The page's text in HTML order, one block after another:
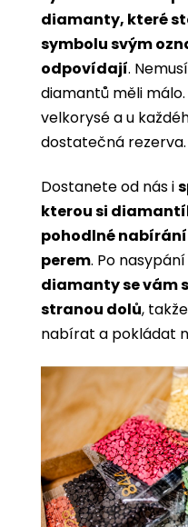
diamanty, které
symbolu svým
odpovídají.
diamantů měli
velkorysé a u
dostatečná rezerva.
Dostanete od nás i
kterou si
pohodlné
perem. Po
diamanty se vám
stranou dolů,
nabírat a pokládat